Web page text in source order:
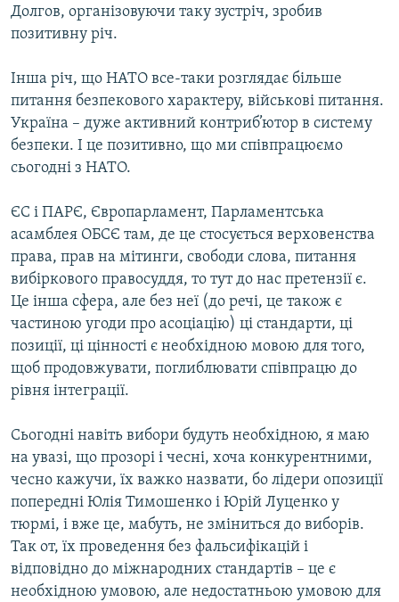
Долгов, організовуючи таку зустріч, зробив
позитивну річ.
Інша річ, що НАТО все-таки розглядає більше
питання безпекового характеру, військові питання.
Україна – дуже активний контриб’ютор в систему
безпеки. І це позитивно, що ми співпрацюємо
сьогодні з НАТО.
ЄС і ПАРЄ, Європарламент, Парламентська
асамблея ОБСЄ там, де це стосується верховенства
права, прав на мітинги, свободи слова, питання
вибіркового правосуддя, то тут до нас претензії є.
Це інша сфера, але без неї (до речі, це також є
частиною угоди про асоціацію) ці стандарти, ці
позиції, ці цінності є необхідною мовою для того,
щоб продовжувати, поглиблювати співпрацю до
рівня інтеграції.
Сьогодні навіть вибори будуть необхідною, я маю
на увазі, що прозорі і чесні, хоча конкурентними,
чесно кажучи, їх важко назвати, бо лідери опозиції
попередні Юлія Тимошенко і Юрій Луценко у
тюрмі, і вже це, мабуть, не зміниться до виборів.
Так от, їх проведення без фальсифікацій і
відповідно до міжнародних стандартів – це є
необхідною умовою, але недостатньою умовою для